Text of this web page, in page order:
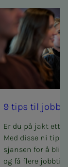
9 tips til
Er du på jakt
Med disse ni
sjansen for å bli
og få flere